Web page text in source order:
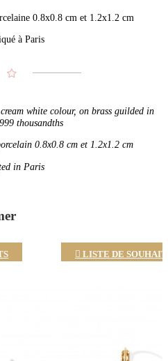
0.8x0.8 cm et 1.2x1.2 cm
à Paris
white colour, on brass guilded in
thousandths
0.8x0.8 cm et 1.2x1.2 cm
in Paris
 LISTE DE